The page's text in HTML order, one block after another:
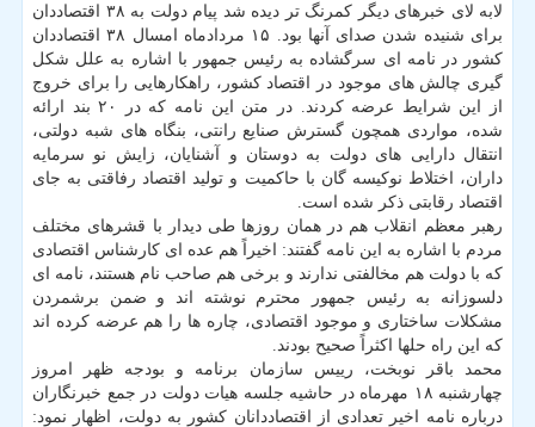
لابه لای خبرهای دیگر كمرنگ تر دیده شد پیام دولت به ۳۸ اقتصاددان
برای شنیده شدن صدای آنها بود. ۱۵ مردادماه امسال ۳۸ اقتصاددان
كشور در نامه ای سرگشاده به رئیس جمهور با اشاره به علل شكل
گیری چالش های موجود در اقتصاد كشور، راهكارهایی را برای خروج
از این شرایط عرضه كردند. در متن این نامه كه در ۲۰ بند ارائه
شده، مواردی همچون گسترش صنایع رانتی، بنگاه های شبه دولتی،
انتقال دارایی های دولت به دوستان و آشنایان، زایش نو سرمایه
داران، اختلاط نوكیسه گان با حاكمیت و تولید اقتصاد رفاقتی به جای
اقتصاد رقابتی ذكر شده است.
رهبر معظم انقلاب هم در همان روزها طی دیدار با قشرهای مختلف
مردم با اشاره به این نامه گفتند: اخیراً هم عده ای كارشناس اقتصادی
كه با دولت هم مخالفتی ندارند و برخی هم صاحب نام هستند، نامه ای
دلسوزانه به رئیس جمهور محترم نوشته اند و ضمن برشمردن
مشكلات ساختاری و موجود اقتصادی، چاره ها را هم عرضه كرده اند
كه این راه حلها اكثراً صحیح بودند.
محمد باقر نوبخت، رییس سازمان برنامه و بودجه ظهر امروز
چهارشنبه ۱۸ مهرماه در حاشیه جلسه هیات دولت در جمع خبرنگاران
درباره نامه اخیر تعدادی از اقتصاددانان كشور به دولت، اظهار نمود: